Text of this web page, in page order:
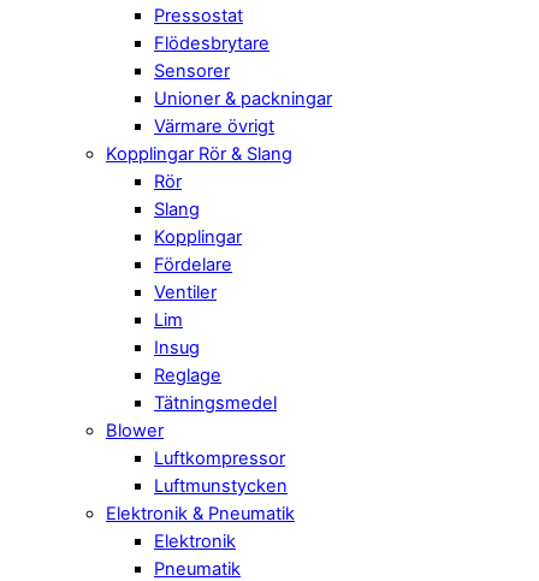
Pressostat
Flödesbrytare
Sensorer
Unioner & packningar
Värmare övrigt
Kopplingar Rör & Slang
Rör
Slang
Kopplingar
Fördelare
Ventiler
Lim
Insug
Reglage
Tätningsmedel
Blower
Luftkompressor
Luftmunstycken
Elektronik & Pneumatik
Elektronik
Pneumatik